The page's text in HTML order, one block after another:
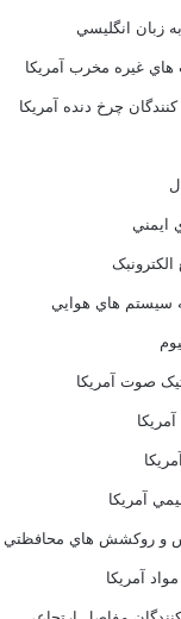
زبان انگليسي
غيره مخرب آمريکا
چرخ دنده آمريکا
ايمني
الکترونبک
سيستم هاي هوايي
صوت آمريکا
آمريکا
و روکشش هاي محافظتي
آمريکا